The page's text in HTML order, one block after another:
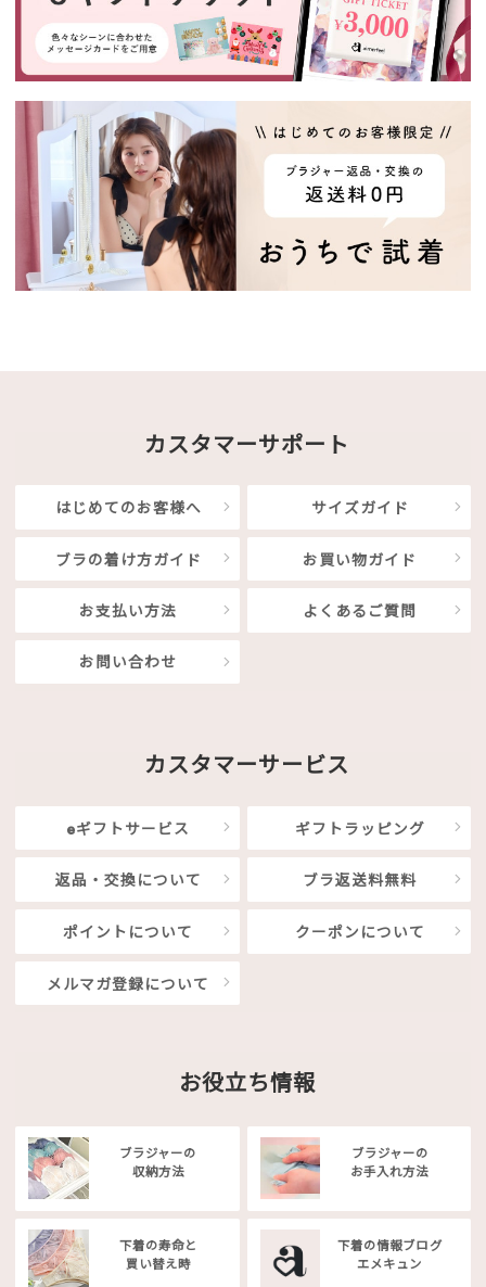
カスタマーサポート
はじめてのお客様へ サイズガイド
ブラの着け方ガイド お買い物ガイド
お支払い方法 よくあるご質問
お問い合わせ
カスタマーサービス
eギフトサービス ギフトラッピング
返品・交換について ブラ返送料無料
ポイントについて クーポンについて
メルマガ登録について
お役立ち情報
ブラジャーの
収納方法
ブラジャーの
お手入れ方法
下着の寿命と
買い替え時
下着の情報ブログ
エメキュン